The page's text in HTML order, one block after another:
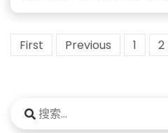
First Previous 1 2